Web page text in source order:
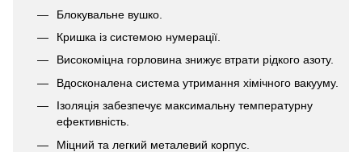
Блокувальне вушко.
Кришка із системою нумерації.
Високоміцна горловина знижує втрати рідкого азоту.
Вдосконалена система утримання хімічного вакууму.
Ізоляція забезпечує максимальну температурну
ефективність.
Міцний та легкий металевий корпус.